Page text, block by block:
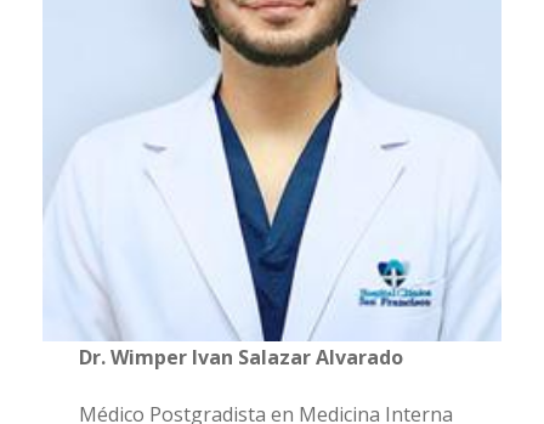
Dr. Wimper Ivan Salazar Alvarado
Médico Postgradista en Medicina Interna